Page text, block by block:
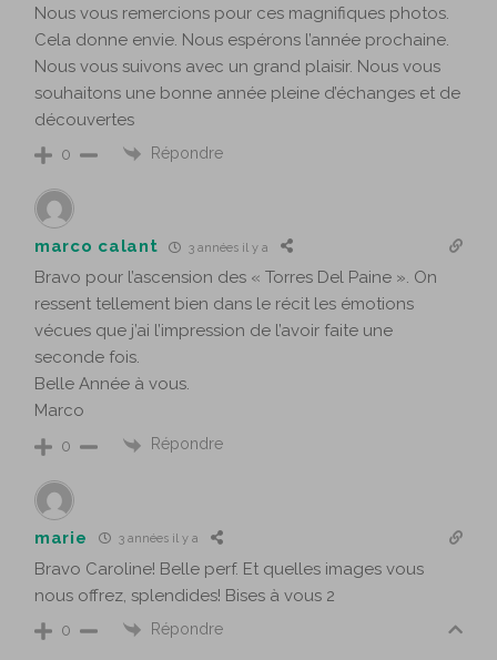
Nous vous remercions pour ces magnifiques photos.
Cela donne envie. Nous espérons l’année prochaine.
Nous vous suivons avec un grand plaisir. Nous vous
souhaitons une bonne année pleine d’échanges et de
découvertes
0 Répondre
marco calant 3 années il y a
Bravo pour l’ascension des « Torres Del Paine ». On
ressent tellement bien dans le récit les émotions
vécues que j’ai l’impression de l’avoir faite une
seconde fois.
Belle Année à vous.
Marco
0 Répondre
marie 3 années il y a
Bravo Caroline! Belle perf. Et quelles images vous
nous offrez, splendides! Bises à vous 2
0 Répondre